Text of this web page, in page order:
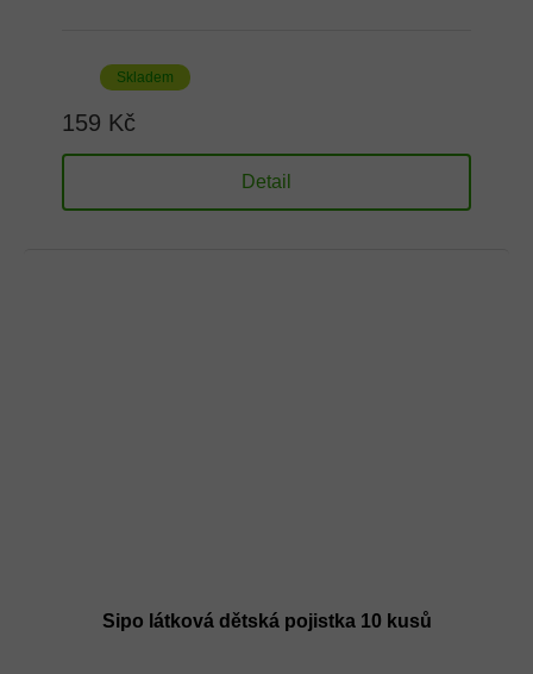
Skladem
159 Kč
Detail
Sipo látková dětská pojistka 10 kusů